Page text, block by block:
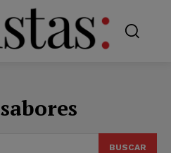
sabores
BUSCAR